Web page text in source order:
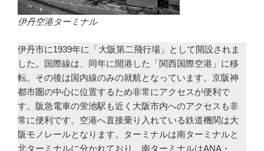
伊丹空港ターミナル
伊丹市に1939年に「大阪第二飛行場」として開設されま
した。国際線は、同年に開港した「関西国際空港」に移
転。その後は国内線のみの就航となっています。京阪神
都市圏の中心に位置するため非常にアクセスが便利で
す。阪急電車の蛍池駅も近く大阪市内へのアクセスも非
常に便利です。空港へ直接乗り入れている鉄道機関は大
阪モノレールとなります。ターミナルは南ターミナルと
北ターミナルに分かれており、南ターミナルはANA・